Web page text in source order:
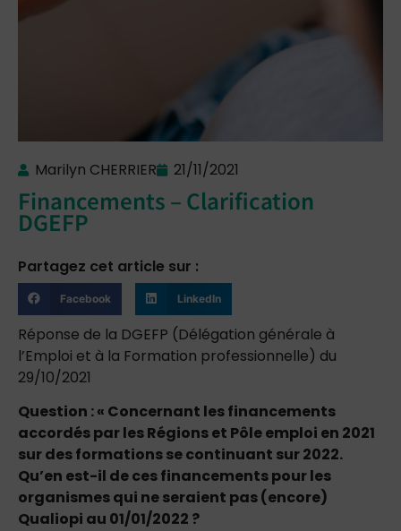
Marilyn CHERRIER 21/11/2021
Financements – Clarification
DGEFP
Partagez cet article sur :
Facebook LinkedIn
Réponse de la DGEFP (Délégation générale à
l’Emploi et à la Formation professionnelle) du
29/10/2021
Question : « Concernant les financements
accordés par les Régions et Pôle emploi en 2021
sur des formations se continuant sur 2022.
Qu’en est-il de ces financements pour les
organismes qui ne seraient pas (encore)
Qualiopi au 01/01/2022 ?